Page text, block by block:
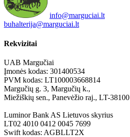
info@marguciai.lt
buhalterija@marguciai.lt
Rekvizitai
UAB Margučiai
Įmonės kodas: 301400534
PVM kodas: LT100003668814
Margučių g. 3, Margučių k.,
Miežiškių sen., Panevėžio raj., LT-38100
Luminor Bank AS Lietuvos skyrius
LT02 4010 0412 0045 7699
Swift kodas: AGBLLT2X